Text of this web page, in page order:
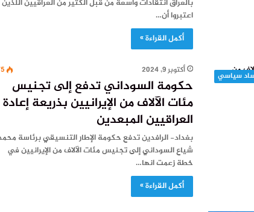
بالعراق انتقادات واسعة من قبل الكثير من العراقيين اللذين
اعتبروا أن…
أكمل القراءة »
أكتوبر 9, 2024
حكومة السوداني تدفع إلى تجنيس
مئات الآلاف من الإيرانيين بذريعة إعادة
العراقيين المبعدين
بغداد- الرافدين تدفع حكومة الإطار التنسيقي برئاسة
شياع السوداني إلى تجنيس مئات الآلاف من الإيرانيين في
خطة زعمت انها…
أكمل القراءة »